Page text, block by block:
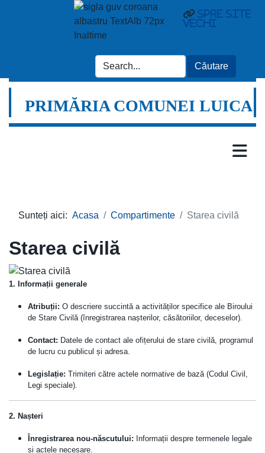
Spre site
vechi
PRIMĂRIA COMUNEI LUICA
Sunteți aici: Acasa Compartimente Starea civilă
Starea civilă
1. Informații generale
Atribuții: O descriere succintă a activităților specifice ale Biroului
de Stare Civilă (înregistrarea nașterilor, căsătoriilor, deceselor).
Contact: Datele de contact ale ofițerului de stare civilă, programul
de lucru cu publicul și adresa.
Legislație: Trimiteri către actele normative de bază (Codul Civil,
Legi speciale).
2. Nașteri
Înregistrarea nou-născutului: Informații despre termenele legale
și actele necesare.